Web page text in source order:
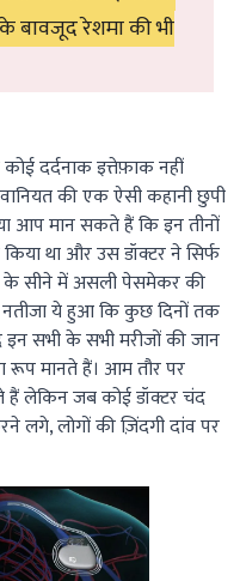
बावजूद रेशमा की भी
दर्दनाक इत्तेफ़ाक नहीं
की एक ऐसी कहानी छुपी
आप मान सकते हैं कि इन तीनों
था और उस डॉक्टर ने सिर्फ
के सीने में असली पेसमेकर की
ये हुआ कि कुछ दिनों तक
सभी के सभी मरीजों की जान
रूप मानते हैं। आम तौर पर
लेकिन जब कोई डॉक्टर चंद
लगे, लोगों की ज़िंदगी दांव पर